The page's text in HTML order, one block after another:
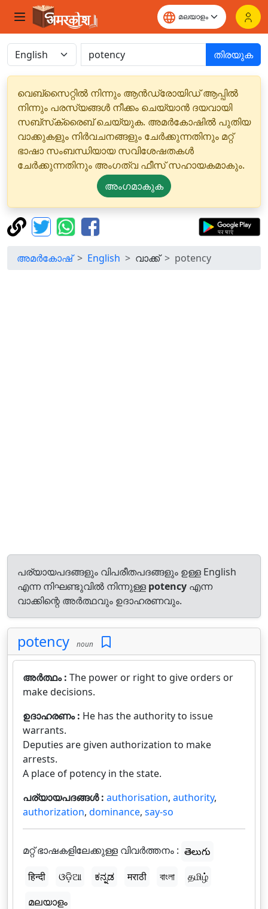
തിരയുക
വെബ്‌സൈറ്റിൽ നിന്നും ആൻഡ്രോയിഡ് ആപ്പിൽ
നിന്നും പരസ്യങ്ങൾ നീക്കം ചെയ്യാൻ ദയവായി
സബ്‌സ്‌ക്രൈബ് ചെയ്യുക. അമർകോഷിൽ പുതിയ
വാക്കുകളും നിർവചനങ്ങളും ചേർക്കുന്നതിനും മറ്റ്
ഭാഷാ സംബന്ധിയായ സവിശേഷതകൾ
ചേർക്കുന്നതിനും അംഗത്വ ഫീസ് സഹായകമാകും.
അംഗമാകുക
അമർകോഷ് English വാക്ക് potency
പര്യായപദങ്ങളും വിപരീതപദങ്ങളും ഉള്ള English
എന്ന നിഘണ്ടുവിൽ നിന്നുള്ള potency എന്ന
വാക്കിന്റെ അർത്ഥവും ഉദാഹരണവും.
potency noun
അർത്ഥം : The power or right to give orders or
make decisions.
ഉദാഹരണം : He has the authority to issue
warrants.
Deputies are given authorization to make
arrests.
A place of potency in the state.
പര്യായപദങ്ങൾ : authorisation, authority,
authorization, dominance, say-so
മറ്റ് ഭാഷകളിലേക്കുള്ള വിവർത്തനം : తెలుగు
हिन्दी
ଓଡ଼ିଆ ಕನ್ನಡ मराठी বাংলা
தமிழ்
മലയാളം